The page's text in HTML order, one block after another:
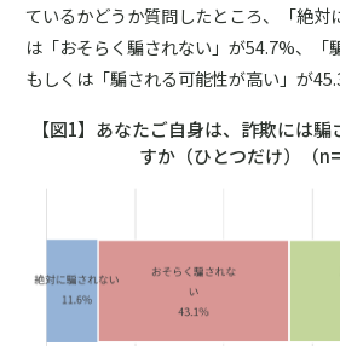
ているかどうか質問したところ、「絶対
は「おそらく騙されない」が54.7%、「
もしくは「騙される可能性が高い」が
【図1】あなたご自身は、詐欺には
すか（ひとつだけ）（